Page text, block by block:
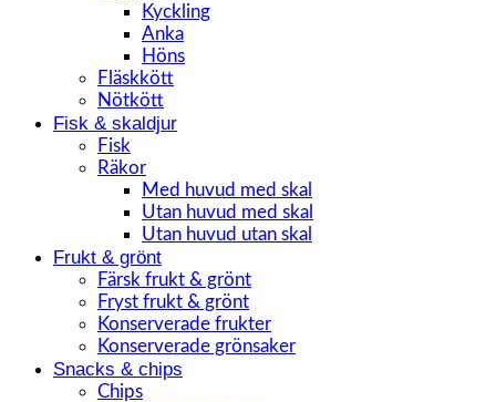
Kyckling
Anka
Höns
Fläskkött
Nötkött
Fisk & skaldjur
Fisk
Räkor
Med huvud med skal
Utan huvud med skal
Utan huvud utan skal
Frukt & grönt
Färsk frukt & grönt
Fryst frukt & grönt
Konserverade frukter
Konserverade grönsaker
Snacks & chips
Chips